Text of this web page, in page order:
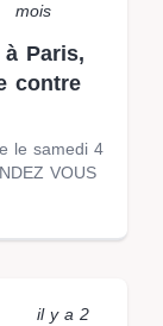
mois
Paris,
contre
le samedi 4
VOUS
il y a 2